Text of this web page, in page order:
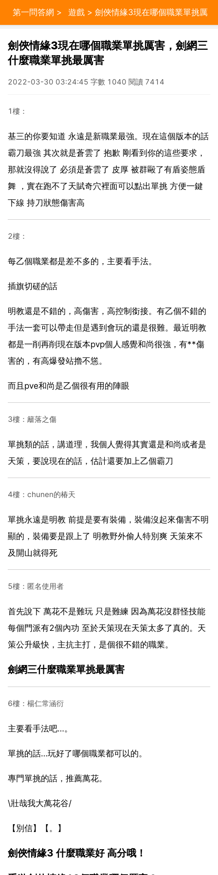
第一問答網 > 遊戲 > 劍俠情緣3現在哪個職業單挑厲
害，劍網三什麼職業單挑最厲害
劍俠情緣3現在哪個職業單挑厲害，劍網三
什麼職業單挑最厲害
2022-03-30 03:24:45 字數 1040 閱讀 7414
1樓：
基三的你要知道 永遠是新職業最強。現在這個版本的話
霸刀最強 其次就是蒼雲了 抱歉 剛看到你的這些要求，
那就沒得說了 必須是蒼雲了 皮厚 被群毆了有盾姿態盾
舞 ，實在跑不了天賦奇穴裡面可以點出單挑 方便一鍵
下線 持刀狀態傷害高
2樓：
每乙個職業都是差不多的，主要看手法。
插旗切磋的話
明教還是不錯的，高傷害，高控制銜接。有乙個不錯的
手法一套可以帶走但是遇到會玩的還是很難。最近明教
都是一削再削現在版本pvp個人感覺和尚很強，有**傷
害的，有高爆發站擼不慫。
而且pve和尚是乙個很有用的陣眼
3樓：籬落之傷
單挑類的話，講道理，我個人覺得其實還是和尚或者是
天策，要說現在的話，估計還要加上乙個霸刀
4樓：chunen的椿天
單挑永遠是明教 前提是要有裝備，裝備沒起來傷害不明
顯的，裝備要是跟上了 明教野外偷人特別爽 天策來不
及開山就得死
5樓：匿名使用者
首先說下 萬花不是難玩 只是難練 因為萬花沒群怪技能
每個門派有2個內功 至於天策現在天策太多了真的。天
策公升級快，主抗主打，是個很不錯的職業。
劍網三什麼職業單挑最厲害
6樓：楊仁常涵衍
主要看手法吧…。
單挑的話…玩好了哪個職業都可以的。
專門單挑的話，推薦萬花。
\壯哉我大萬花谷/
【別信】【。】
劍俠情緣3 什麼職業好 高分哦！